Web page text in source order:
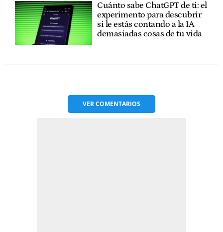
Cuánto sabe ChatGPT de ti: el
experimento para descubrir
si le estás contando a la IA
demasiadas cosas de tu vida
VERCOMENTARIOS